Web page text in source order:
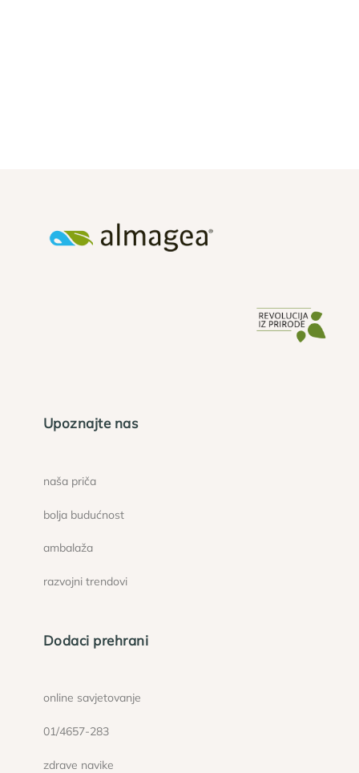
Upoznajte nas
naša priča
bolja budućnost
ambalaža
razvojni trendovi
Dodaci prehrani
online savjetovanje
01/4657-283
zdrave navike